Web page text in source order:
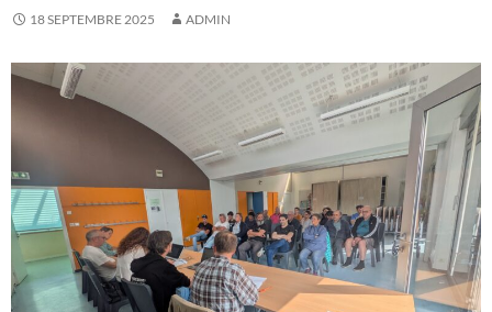
18 SEPTEMBRE 2025 ADMIN